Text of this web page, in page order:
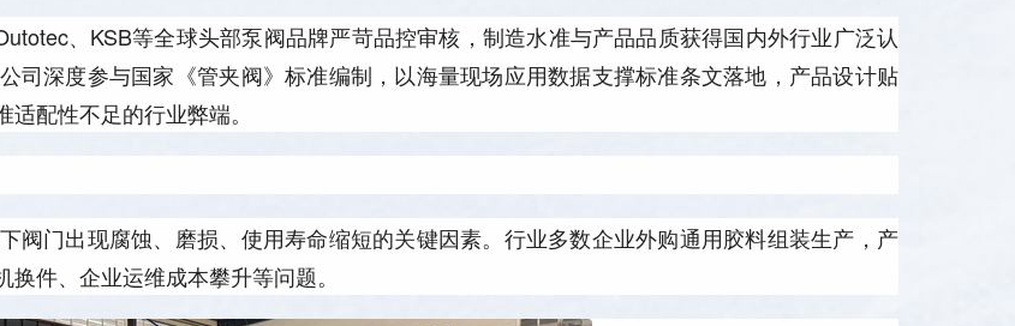
、KSB等全球头部泵阀品牌严苛品控审核，制造水准与产品品质获得国内外行业广泛认
司深度参与国家《管夹阀》标准编制，以海量现场应用数据支撑标准条文落地，产品设计贴
配性不足的行业弊端。
阀门出现腐蚀、磨损、使用寿命缩短的关键因素。行业多数企业外购通用胶料组装生产，产
件、企业运维成本攀升等问题。